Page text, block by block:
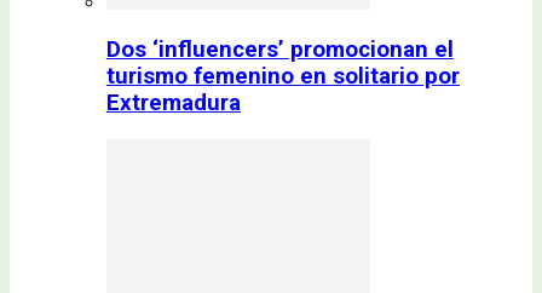
Dos ‘influencers’ promocionan el
turismo femenino en solitario por
Extremadura